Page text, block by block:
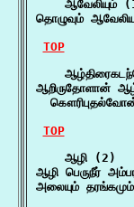
ஆவேலியும்
தொழுவும்
TOP
ஆறிருதோளான்
TOP
    ஆழி (2)
ஆழி பெருநீர்
அலையும்